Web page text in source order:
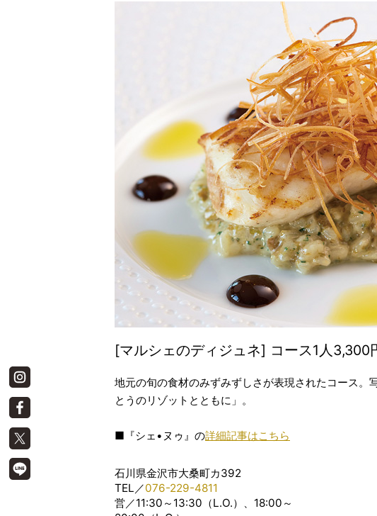
[マルシェのディジュネ] コース1人3,300
地元の旬の食材のみずみずしさが表現されたコース。
とうのリゾットとともに」。
■『シェ•ヌゥ』の詳細記事はこちら
石川県金沢市大桑町カ392
TEL／076-229-4811
営／11:30～13:30（L.O.）、18:00～